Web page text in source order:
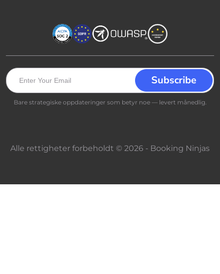
Bare strategiske oppdateringer som betyr noe — levert månedlig.
Alle rettigheter forbeholdt © 2026 - Booking Ninjas